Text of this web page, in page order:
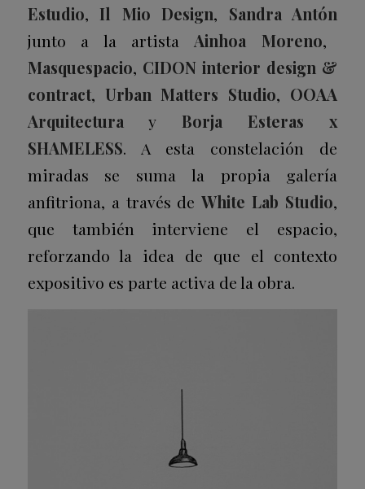
Estudio, Il Mio Design, Sandra Antón
junto a la artista Ainhoa Moreno,
Masquespacio, CIDON interior design &
contract, Urban Matters Studio, OOAA
Arquitectura y Borja Esteras x
SHAMELESS. A esta constelación de
miradas se suma la propia galería
anfitriona, a través deWhite Lab Studio,
que también interviene el espacio,
reforzando la idea de que el contexto
expositivo es parte activa de la obra.